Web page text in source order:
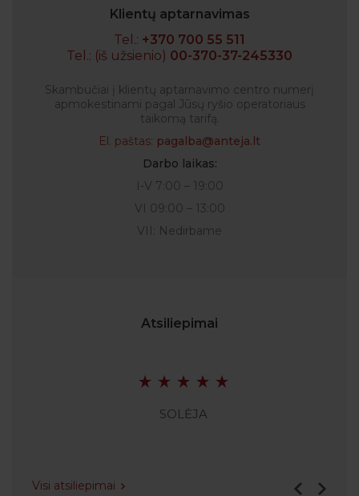
Klientų aptarnavimas
Tel.: +370 700 55 511
Tel.: (iš užsienio) 00-370-37-245330
Skambučiai į klientų aptarnavimo centro numerį
apmokestinami pagal Jūsų ryšio operatoriaus
taikomą tarifą.
El. paštas: pagalba@anteja.lt
Darbo laikas:
I-V 7:00 – 19:00
VI 09:00 – 13:00
VII: Nedirbame
Atsiliepimai
SOLĖJA
Visi atsiliepimai